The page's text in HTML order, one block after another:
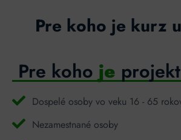
Pre koho je kurz
Pre koho je
Dospelé osoby vo veku 16 - 65
Nezamestnané osoby